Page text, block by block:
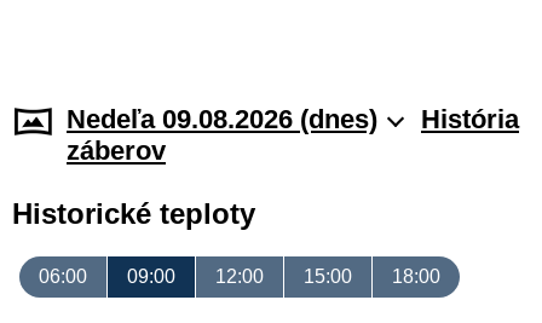
Nedeľa 09.08.2026 (dnes)
História
záberov
Historické teploty
06:00 09:00 12:00 15:00 18:00